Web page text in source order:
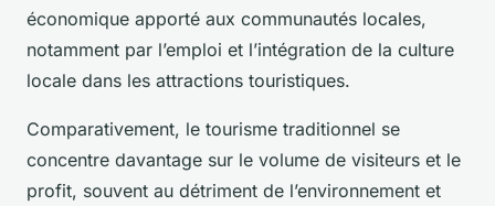
économique apporté aux communautés locales,
notamment par l’emploi et l’intégration de la culture
locale dans les attractions touristiques.
Comparativement, le tourisme traditionnel se
concentre davantage sur le volume de visiteurs et le
profit, souvent au détriment de l’environnement et